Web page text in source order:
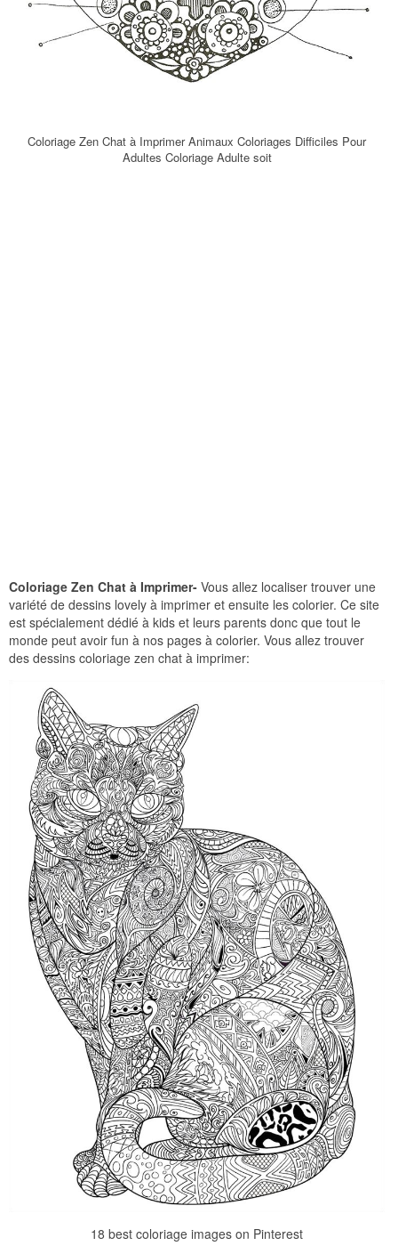
Coloriage Zen Chat à Imprimer Animaux Coloriages Difficiles Pour
Adultes Coloriage Adulte soit
Coloriage Zen Chat à Imprimer- Vous allez localiser trouver une
variété de dessins lovely à imprimer et ensuite les colorier. Ce site
est spécialement dédié à kids et leurs parents donc que tout le
monde peut avoir fun à nos pages à colorier. Vous allez trouver
des dessins coloriage zen chat à imprimer:
18 best coloriage images on Pinterest